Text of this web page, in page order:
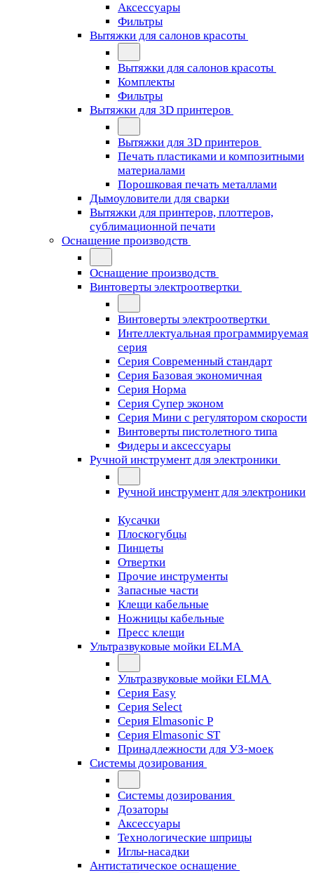
Аксессуары
Фильтры
Вытяжки для салонов красоты
Вытяжки для салонов красоты
Комплекты
Фильтры
Вытяжки для 3D принтеров
Вытяжки для 3D принтеров
Печать пластиками и композитными
материалами
Порошковая печать металлами
Дымоуловители для сварки
Вытяжки для принтеров, плоттеров,
сублимационной печати
Оснащение производств
Оснащение производств
Винтоверты электроотвертки
Винтоверты электроотвертки
Интеллектуальная программируемая
серия
Серия Современный стандарт
Серия Базовая экономичная
Серия Норма
Серия Cупер эконом
Серия Мини с регулятором скорости
Винтоверты пистолетного типа
Фидеры и аксессуары
Ручной инструмент для электроники
Ручной инструмент для электроники
Кусачки
Плоскогубцы
Пинцеты
Отвертки
Прочие инструменты
Запасные части
Клещи кабельные
Ножницы кабельные
Пресс клещи
Ультразвуковые мойки ELMA
Ультразвуковые мойки ELMA
Серия Easy
Серия Select
Серия Elmasonic P
Серия Elmasonic ST
Принадлежности для УЗ-моек
Системы дозирования
Системы дозирования
Дозаторы
Аксессуары
Технологические шприцы
Иглы-насадки
Антистатическое оснащение